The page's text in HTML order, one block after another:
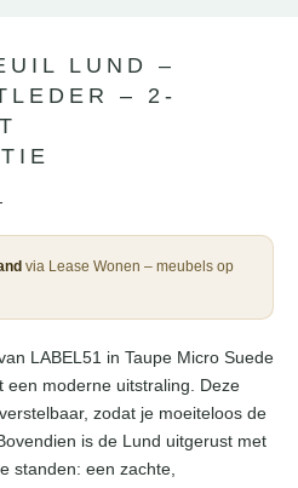
LUND –
– 2-
via Lease Wonen – meubels op
LABEL51 in Taupe Micro Suede
een moderne uitstraling. Deze
zodat je moeiteloos de
is de Lund uitgerust met
standen: een zachte,